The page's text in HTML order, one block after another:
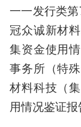
一一发行类
冠众诚新材
集资金使用
事务所（特
材料科技（
用情况鉴证报